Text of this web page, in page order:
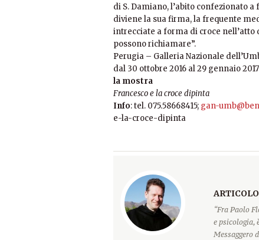
di S. Damiano, l’abito confezionato
diviene la sua firma, la frequente
intrecciate a forma di croce nell’atto
possono richiamare”.
Perugia – Galleria Nazionale
dal 30 ottobre 2016 al 29 gennaio 2017
la mostra
Francesco e la croce dipinta
Info: tel. 075.58668415; gan-
e-la-croce-dipinta
“Fra Paolo
e psicologia,
Messaggero